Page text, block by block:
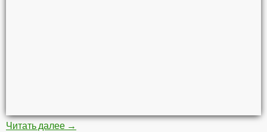
Читать далее Невероятные картины кистью и красками (8
→